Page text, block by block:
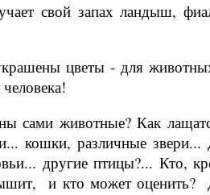
свой запах лан­дыш,
цветы - для
сами животные? Как
кошки, раз­личные звери...
другие птицы?... Кто,
и кто может оценить?